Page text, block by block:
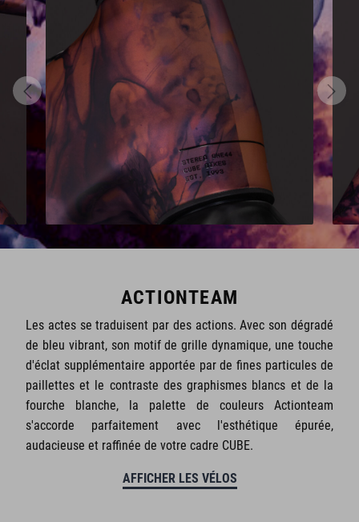
ACTIONTEAM
Les actes se traduisent par des actions. Avec son dégradé
de bleu vibrant, son motif de grille dynamique, une touche
d'éclat supplémentaire apportée par de fines particules de
paillettes et le contraste des graphismes blancs et de la
fourche blanche, la palette de couleurs Actionteam
s'accorde parfaitement avec l'esthétique épurée,
audacieuse et raffinée de votre cadre CUBE.
AFFICHER LES VÉLOS